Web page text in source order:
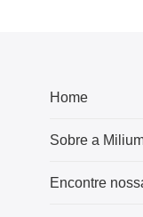
Home
Sobre a
Encontre